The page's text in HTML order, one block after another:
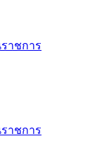
าชการ
าชการ
vichakarn
ป็นกรรมการผู้ทรง
กรเอกชน